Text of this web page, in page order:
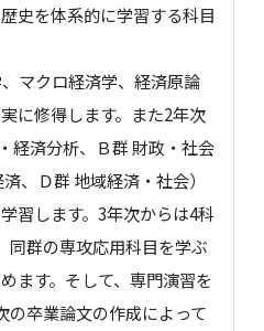
史を体系的に学習する科目
マクロ経済学、経済原論
に修得します。また2年次
経済分析、Ｂ群 財政・社会
、Ｄ群 地域経済・社会）
習します。3年次からは4科
同群の専攻応用科目を学ぶ
ます。そして、専門演習を
の卒業論文の作成によって